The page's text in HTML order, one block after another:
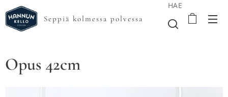
Seppiä kolmessa polvessa
HAE
Opus 42cm